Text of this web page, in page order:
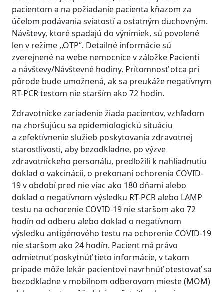
pacientom a na požiadanie pacienta kňazom za
účelom podávania sviatostí a ostatným duchovným.
Návštevy, ktoré spadajú do výnimiek, sú povolené
len v režime ,,OTP“. Detailné informácie sú
zverejnené na webe nemocnice v záložke Pacienti
a návštevy/Návštevné hodiny. Prítomnosť otca pri
pôrode bude umožnená, ak sa preukáže negatívnym
RT-PCR testom nie starším ako 72 hodín.
Zdravotnícke zariadenie žiada pacientov, vzhľadom
na zhoršujúcu sa epidemiologickú situáciu
a zefektívnenie služieb poskytovania zdravotnej
starostlivosti, aby bezodkladne, po výzve
zdravotníckeho personálu, predložili k nahliadnutiu
doklad o vakcinácii, o prekonaní ochorenia COVID-
19 v období pred nie viac ako 180 dňami alebo
doklad o negatívnom výsledku RT-PCR alebo LAMP
testu na ochorenie COVID-19 nie staršom ako 72
hodín od odberu alebo doklad o negatívnom
výsledku antigénového testu na ochorenie COVID-19
nie staršom ako 24 hodín. Pacient má právo
odmietnuť poskytnúť tieto informácie, v takom
prípade môže lekár pacientovi navrhnúť otestovať sa
bezodkladne v mobilnom odberovom mieste (MOM)